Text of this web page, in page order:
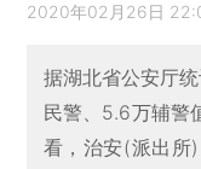
2020年02月26日
据湖北省公安厅
民警、5.6万辅警
看，治安(派出所